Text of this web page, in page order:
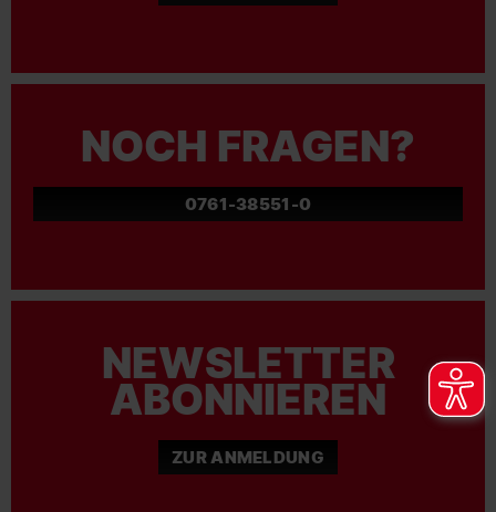
NOCH FRAGEN?
0761-38551-0
NEWSLETTER
ABONNIEREN
ZUR ANMELDUNG